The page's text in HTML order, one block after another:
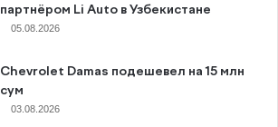
партнёром Li Auto в Узбекистане
05.08.2026
Chevrolet Damas подешевел на 15 млн
сум
03.08.2026